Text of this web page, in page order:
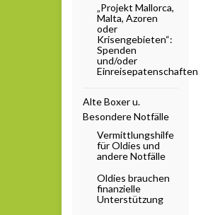
„Projekt Mallorca,
Malta, Azoren
oder
Krisengebieten“:
Spenden
und/oder
Einreisepatenschaften
Alte Boxer u.
Besondere Notfälle
Vermittlungshilfe
für Oldies und
andere Notfälle
Oldies brauchen
finanzielle
Unterstützung